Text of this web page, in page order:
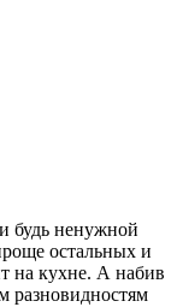
будь ненужной
остальных и
на кухне. А набив
разновидностям